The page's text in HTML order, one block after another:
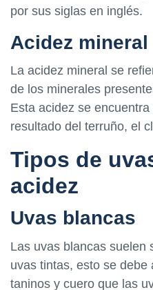
por sus siglas en inglés.
Acidez mineral
La acidez mineral se
de los minerales
Esta acidez se
resultado del terruño, el
Tipos de
acidez
Uvas blancas
Las uvas blancas suelen
uvas tintas, esto se debe
taninos y cuero que las